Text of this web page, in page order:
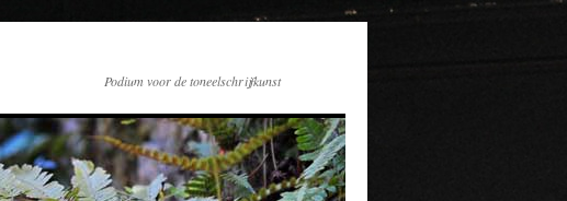
Podium voor de toneelschrijfkunst